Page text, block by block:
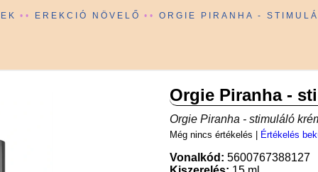
EREKCIÓ NÖVELŐ ORGIE PIRANHA -
Orgie Piranha -
Orgie Piranha - stimuláló
Még nincs értékelés Értékelés
Vonalkód: 5600767388127